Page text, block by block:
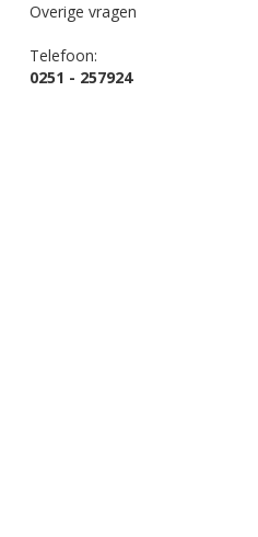
Overige vragen
Telefoon:
0251 - 257924